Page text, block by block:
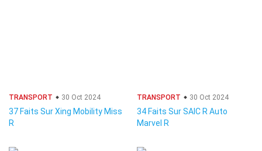
TRANSPORT 30 Oct 2024
37 Faits Sur Xing Mobility Miss
R
TRANSPORT 30 Oct 2024
34 Faits Sur SAIC R Auto
Marvel R